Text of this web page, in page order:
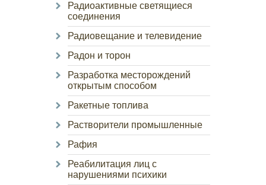
Радиоактивные светящиеся
соединения
Радиовещание и телевидение
Радон и торон
Разработка месторождений
открытым способом
Ракетные топлива
Растворители промышленные
Рафия
Реабилитация лиц с
нарушениями психики